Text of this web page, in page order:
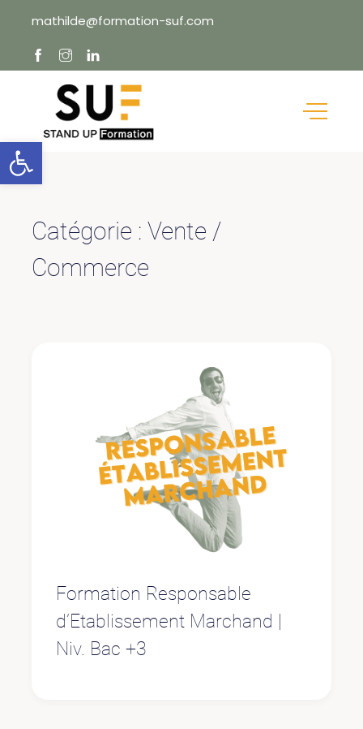
content
mathilde@formation-suf.com
Catégorie : Vente /
Commerce
Formation Responsable
d’Etablissement Marchand |
Niv. Bac +3
Ouvrir la barre d’outils